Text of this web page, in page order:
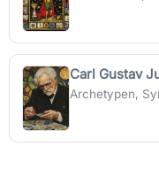
Carl Gustav
Archetypen,